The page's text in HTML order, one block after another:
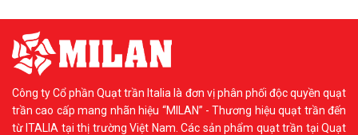
Công ty Cổ phần Quạt trần Italia là đơn vị phân phối độc quyền quạt
trần cao cấp mang nhãn hiệu “MILAN” - Thương hiệu quạt trần đến
từ ITALIA tại thị trường Việt Nam. Các sản phẩm quạt trần tại Quạt